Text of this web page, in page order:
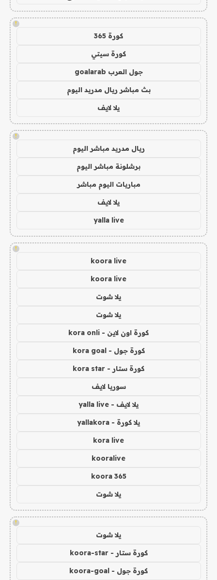
!
كورة 365
كورة سيتي
جول العرب goalarab
بث مباشر ريال مدريد اليوم
يلا لايف
!
ريال مدريد مباشر اليوم
برشلونة مباشر اليوم
مباريات اليوم مباشر
يلا لايف
yalla live
!
koora live
koora live
يلا شوت
يلا شوت
كورة اون لاين - kora onli
كورة جول - kora goal
كورة ستار - kora star
سوريا لايف
يلا لايف - yalla live
يلا كورة - yallakora
kora live
kooralive
koora 365
يلا شوت
!
يلا شوت
كورة ستار - koora-star
كورة جول - koora-goal